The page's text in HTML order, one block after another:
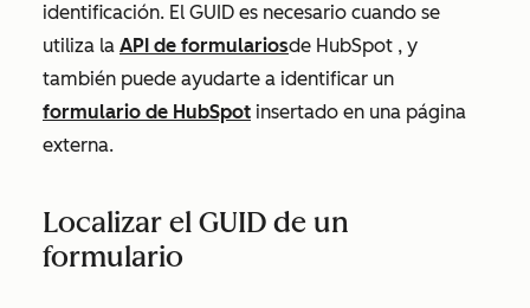
identificación. El GUID es necesario cuando se
utiliza la API de formulariosde HubSpot , y
también puede ayudarte a identificar un
formulario de HubSpot insertado en una página
externa.
Localizar el GUID de un
formulario